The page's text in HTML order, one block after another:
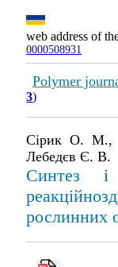
web address of
0000508931
Polymer
3)
Сірик О.
Лебедєв Є. В.
Синтез і
рослинних